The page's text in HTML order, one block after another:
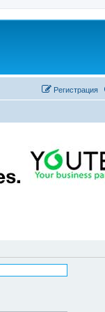
Регистрация